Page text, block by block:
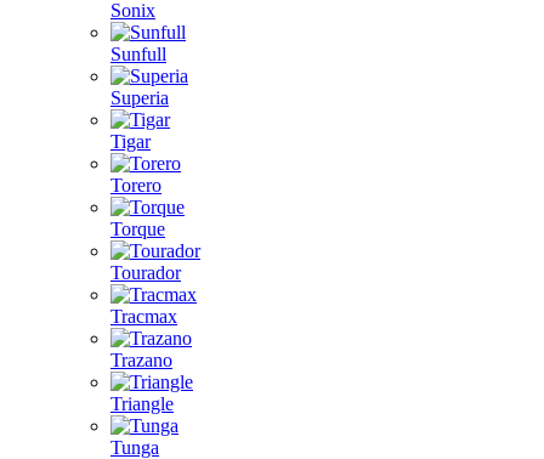
Sonix
Sunfull
Superia
Tigar
Torero
Torque
Tourador
Tracmax
Trazano
Triangle
Tunga